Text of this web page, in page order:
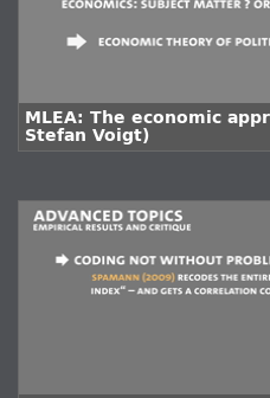
MLEA: The economic
Stefan Voigt)